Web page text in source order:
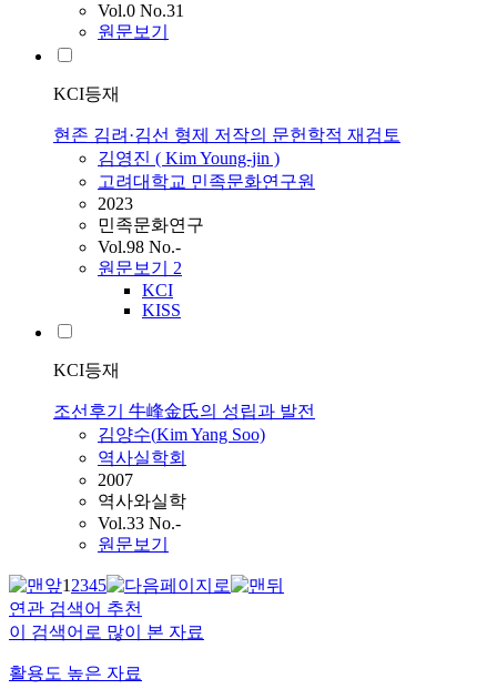
Vol.0 No.31
원문보기
KCI등재
현존 김려·김선 형제 저작의 문헌학적 재검토
김영진 ( KimYoung-jin )
고려대학교 민족문화연구원
2023
민족문화연구
Vol.98 No.-
원문보기 2
KCI
KISS
KCI등재
조선후기 牛峰金氏의 성립과 발전
김양수(KimYang Soo)
역사실학회
2007
역사와실학
Vol.33 No.-
원문보기
12345
연관 검색어 추천
이 검색어로 많이 본 자료
활용도 높은 자료